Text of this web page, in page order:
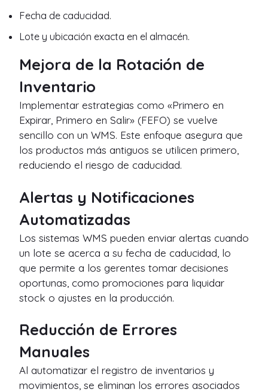
Fecha de caducidad.
Lote y ubicación exacta en el almacén.
Mejora de la Rotación de
Inventario
Implementar estrategias como «Primero en
Expirar, Primero en Salir» (FEFO) se vuelve
sencillo con un WMS. Este enfoque asegura que
los productos más antiguos se utilicen primero,
reduciendo el riesgo de caducidad.
Alertas y Notificaciones
Automatizadas
Los sistemas WMS pueden enviar alertas cuando
un lote se acerca a su fecha de caducidad, lo
que permite a los gerentes tomar decisiones
oportunas, como promociones para liquidar
stock o ajustes en la producción.
Reducción de Errores
Manuales
Al automatizar el registro de inventarios y
movimientos, se eliminan los errores asociados